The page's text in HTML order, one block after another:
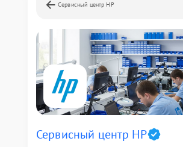
Сервисный центр HP
Сервисный центр HP